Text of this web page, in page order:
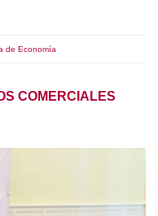
Economía
CON